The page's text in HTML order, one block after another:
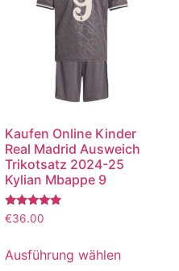
Kaufen Online Kinder
Real Madrid Ausweich
Trikotsatz 2024-25
Kylian Mbappe 9
Bewertet
mit
von 5
€36.00
Ausführung wählen